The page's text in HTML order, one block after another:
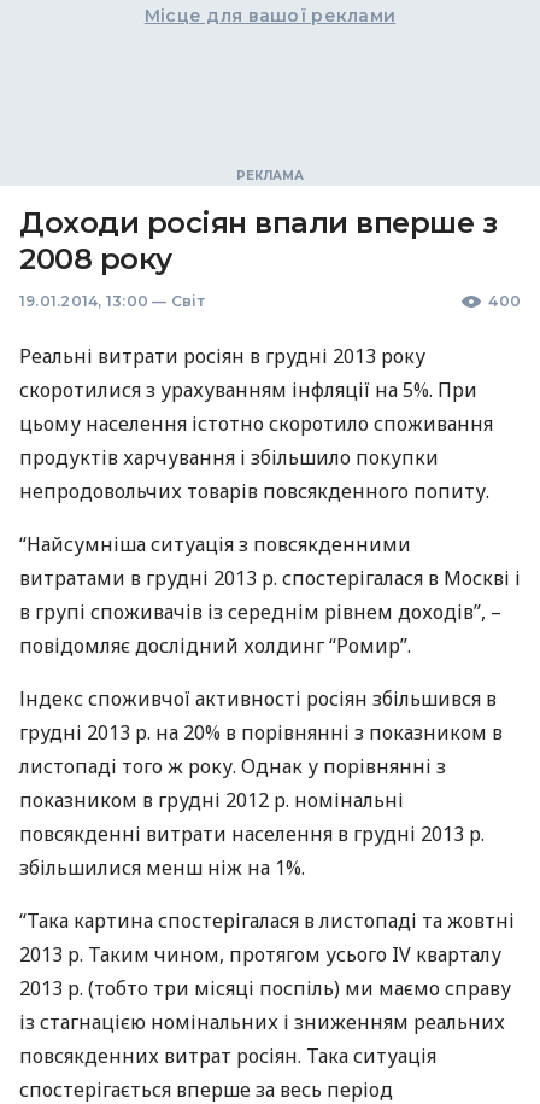
Місце для вашої реклами
Доходи росіян впали вперше з
2008 року
19.01.2014, 13:00 — Світ 400
Реальні витрати росіян в грудні 2013 року
скоротилися з урахуванням інфляції на 5%. При
цьому населення істотно скоротило споживання
продуктів харчування і збільшило покупки
непродовольчих товарів повсякденного попиту.
“Найсумніша ситуація з повсякденними
витратами в грудні 2013 р. спостерігалася в Москві і
в групі споживачів із середнім рівнем доходів”, –
повідомляє дослідний холдинг “Ромир”.
Індекс споживчої активності росіян збільшився в
грудні 2013 р. на 20% в порівнянні з показником в
листопаді того ж року. Однак у порівнянні з
показником в грудні 2012 р. номінальні
повсякденні витрати населення в грудні 2013 р.
збільшилися менш ніж на 1%.
“Така картина спостерігалася в листопаді та жовтні
2013 р. Таким чином, протягом усього IV кварталу
2013 р. (тобто три місяці поспіль) ми маємо справу
із стагнацією номінальних і зниженням реальних
повсякденних витрат росіян. Така ситуація
спостерігається вперше за весь період